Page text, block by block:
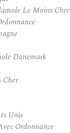
Le Moins Cher
Danemark
Cher
Unis
Ordonnance